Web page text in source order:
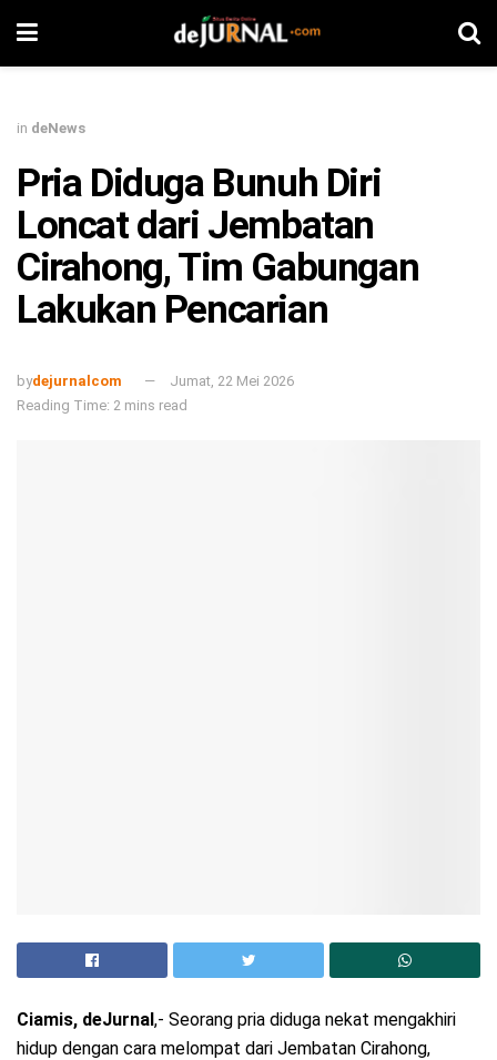
in deNews
Pria Diduga Bunuh Diri
Loncat dari Jembatan
Cirahong, Tim Gabungan
Lakukan Pencarian
bydejurnalcom
Jumat, 22 Mei 2026
Reading Time: 2 mins read
Ciamis, deJurnal,- Seorang pria diduga nekat mengakhiri
hidup dengan cara melompat dari Jembatan Cirahong,